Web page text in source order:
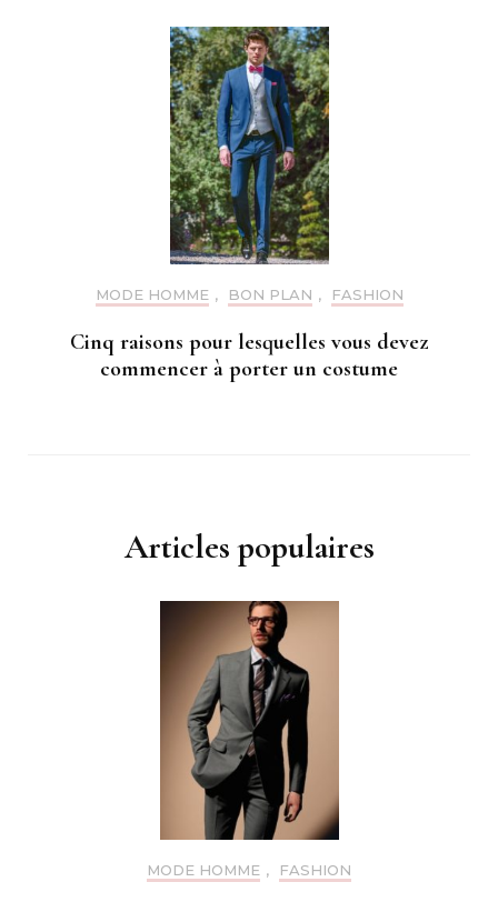
MODE HOMME , BON PLAN , FASHION
Cinq raisons pour lesquelles vous devez
commencer à porter un costume
Articles populaires
MODE HOMME , FASHION